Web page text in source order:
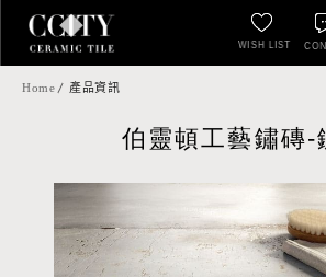
WISH LIST
Home 產品資訊
伯靈頓工藝鏽磚-